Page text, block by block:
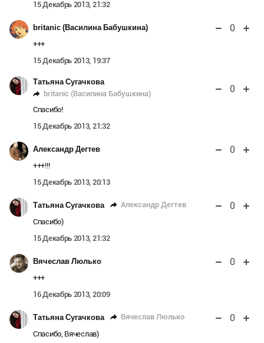
15 Декабрь 2013, 21:32
britanic (Василина Бабушкина) 0
+++
15 Декабрь 2013, 19:37
Татьяна Сугачкова
britanic (Василина Бабушкина)
0
Спасибо!
15 Декабрь 2013, 21:32
Александр Дегтев 0
+++!!!
15 Декабрь 2013, 20:13
Татьяна Сугачкова Александр Дегтев 0
Спасибо)
15 Декабрь 2013, 21:32
Вячеслав Люлько 0
+++
16 Декабрь 2013, 20:09
Татьяна Сугачкова Вячеслав Люлько 0
Спасибо, Вячеслав)